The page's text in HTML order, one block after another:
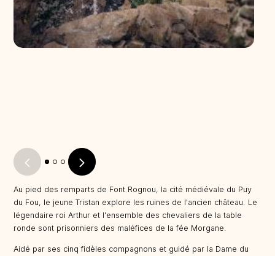
Au pied des remparts de Font Rognou, la cité médiévale du Puy
du Fou, le jeune Tristan explore les ruines de l'ancien château. Le
légendaire roi Arthur et l'ensemble des chevaliers de la table
ronde sont prisonniers des maléfices de la fée Morgane.
Aidé par ses cinq fidèles compagnons et guidé par la Dame du